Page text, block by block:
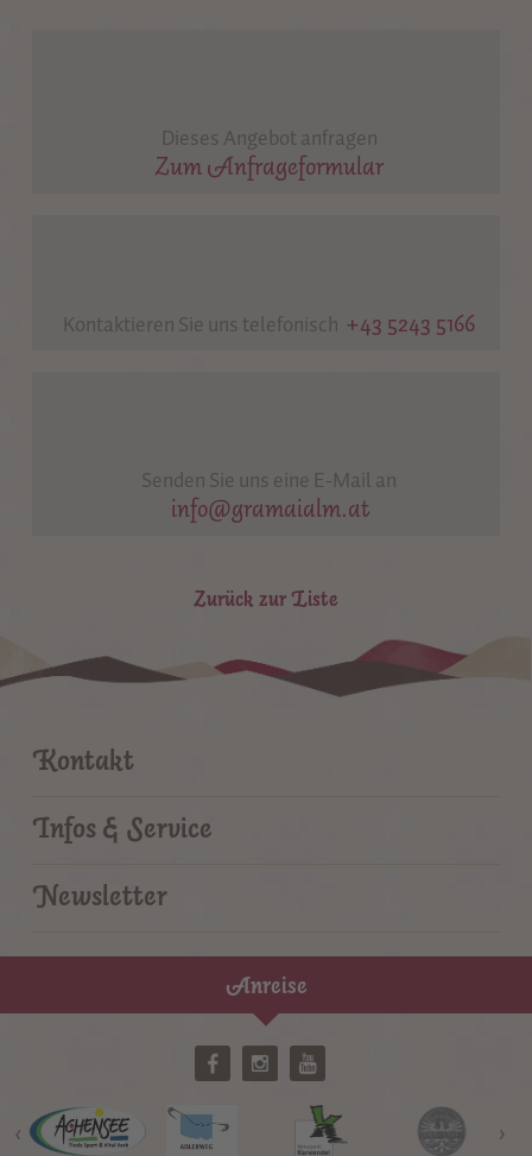
Dieses Angebot anfragen
Zum Anfrageformular
Kontaktieren Sie uns telefonisch +43 5243 5166
Senden Sie uns eine E-Mail an
info@gramaialm.at
Zurück zur Liste
Kontakt
Infos & Service
Newsletter
Anreise
‹ ›